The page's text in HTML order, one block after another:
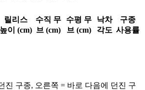
릴리스
높이 (cm)
수직 무
브 (cm)
수평 무
브 (cm)
낙차
각도
구종
사용률
진 구종, 오른쪽 = 바로 다음에 던진 구